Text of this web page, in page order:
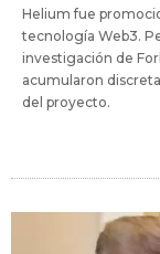
Helium fue
tecnología Web3.
investigación de
acumularon
del proyecto.